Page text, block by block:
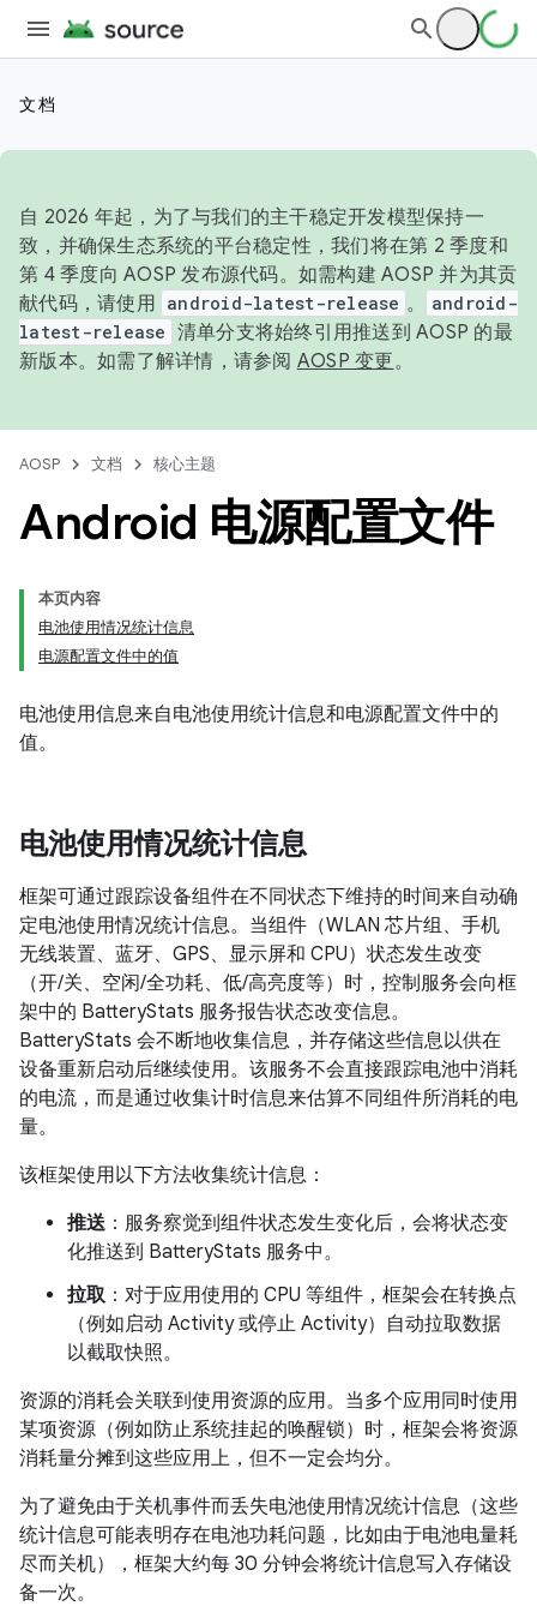
文档
自 2026 年起，为了与我们的主干稳定开发模型保持一
致，并确保生态系统的平台稳定性，我们将在第 2 季度和
第 4 季度向 AOSP 发布源代码。如需构建 AOSP 并为其贡
献代码，请使用 android-latest-release 。
android-
latest-release 清单分支将始终引用推送到 AOSP 的最
新版本。如需了解详情，请参阅 AOSP 变更。
AOSP 文档 核心主题
Android 电源配置文件
本页内容
电池使用情况统计信息
电源配置文件中的值
电池使用信息来自电池使用统计信息和电源配置文件中的
值。
电池使用情况统计信息
框架可通过跟踪设备组件在不同状态下维持的时间来自动确
定电池使用情况统计信息。当组件（WLAN 芯片组、手机
无线装置、蓝牙、GPS、显示屏和 CPU）状态发生改变
（开/关、空闲/全功耗、低/高亮度等）时，控制服务会向框
架中的 BatteryStats 服务报告状态改变信息。
BatteryStats 会不断地收集信息，并存储这些信息以供在
设备重新启动后继续使用。该服务不会直接跟踪电池中消耗
的电流，而是通过收集计时信息来估算不同组件所消耗的电
量。
该框架使用以下方法收集统计信息：
推送 ：服务察觉到组件状态发生变化后，会将状态变
化推送到 BatteryStats 服务中。
拉取：对于应用使用的 CPU 等组件，框架会在转换点
（例如启动 Activity 或停止 Activity）自动拉取数据
以截取快照。
资源的消耗会关联到使用资源的应用。当多个应用同时使用
某项资源（例如防止系统挂起的唤醒锁）时，框架会将资源
消耗量分摊到这些应用上，但不一定会均分。
为了避免由于关机事件而丢失电池使用情况统计信息（这些
统计信息可能表明存在电池功耗问题，比如由于电池电量耗
尽而关机），框架大约每 30 分钟会将统计信息写入存储设
备一次。